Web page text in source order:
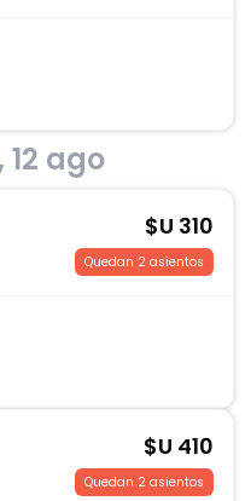
12 ago
$U 310
Quedan 2 asientos
$U 410
Quedan 2 asientos